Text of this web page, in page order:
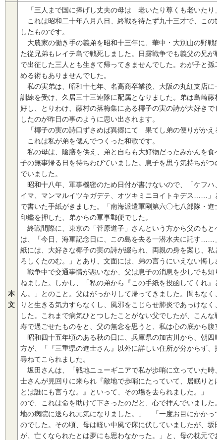
本
文
「三人まで国に捧げし丈夫の母は 老いたり尊くも老いたり」
これは昭和二十年八月八日、終戦を待たず九十三才で、この
したものです。
大農家の働き手の義弟を昭和十三年に、華中・大別山の野戦
た従兄弟もレイテ島で戦死しました。日露戦争でも義父の兄が
で出征した三人とも生きて帰ってきませんでした。わが子と孫
める術もありませんでした。
私の実弟は、昭和十七年、名高商卒業後、大阪の丸紅支店に
訓練を受け、久居三十三連隊に配属となりました。弟は島崎藤
好し、とりわけ、藤村の落梅集にある椰子の実の詩が大好きで
したのが昨日の事のように思い出されます。
「椰子の実の詩口ずさめば異郷にて 果てし弟の便りがかえ
これは私が弟を偲んでつくった和歌です。
私の母は、陰膳を供え、弟と自らも大好物だったみかんを食
子の無事帰る日を待ちわびていました。息子を思う気持ちがつ
でいました。
昭和十八年、軍事機密のため日付が書けないので、「ケフハ
イマ、マンマルイツキガデテ、オツキミニヨイトキデス……」
で書いた手紙がきました。「南海派遣軍剛第六〇七八部隊・進
印鑑を押した、弟からの軍事郵便でした。
終戦間際に、東京の「菅原道子」さんという方から父のもと
は、「今日、海軍記念日に、この島を去る一潜水夫に託す……
紙には、大好きな椰子の実の詩が綴られ、両親の身を案じ、私
ろしくたのむ。」とあり、文面には、弟の言うにいえない悔し
戦争中で交通事情が悪いなか、父は息子の消息を少しでも知
ねました。しかし、「私の弟から『この手紙を投函してくれ』
ん。」とのこと。父はがっかりして帰ってきました。間もなく
りと生きる気力すらなくし、風邪をこじらせ肺炎であっけなく
した。これまで病気ひとつしたことがない父でしたが、こんな
寿で過ごせたものをと、父の無念を思うと、私は心の底から腹
昭和四十五年頃のある秋の日に、兵庫県の加古川から、朝四
方が、「『三重県の進士さん』以外に詳しい住所が分からず、
尋ねてこられました。
坂田さんは、「戦地ニューギニアで私が歩哨に立っていた時
士さんが見回りに来られ『敵地で歩哨にたっていて、居眠りと
とは誰にも言うな。』といって、その場を去られました。」
ので、これは命を助けて下さったのだと、心で拝んでいました
地の病院に送られ元気になりました。」 「一度お目にかかっ
のでした。その頃、母は軽い中風で床に伏していましたが、坂
が、亡くなられたとは夢にも思わなかった。」と、母の枕元で